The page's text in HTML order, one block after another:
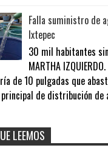
Falla suministro de
Ixtepec
30 mil habitantes
MARTHA
de 10 pulgadas que
de distribución de
(2)
oaxaca ixtepec noticias
LEEMOS